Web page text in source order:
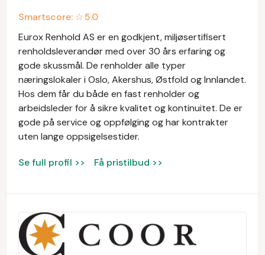
Smartscore: ☆5.0
Eurox Renhold AS er en godkjent, miljøsertifisert
renholdsleverandør med over 30 års erfaring og
gode skussmål. De renholder alle typer
næringslokaler i Oslo, Akershus, Østfold og Innlandet.
Hos dem får du både en fast renholder og
arbeidsleder for å sikre kvalitet og kontinuitet. De er
gode på service og oppfølging og har kontrakter
uten lange oppsigelsestider.
Se full profil >> Få pristilbud >>